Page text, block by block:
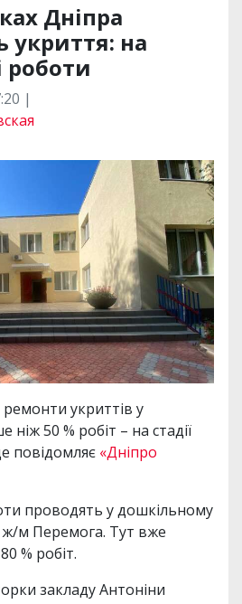
Дніпра
укриття: на
роботи
|
укриттів у
ніж 50 % робіт – на стадії
повідомляє «Дніпро
проводять у дошкільному
м Перемога. Тут вже
% робіт.
закладу Антоніни